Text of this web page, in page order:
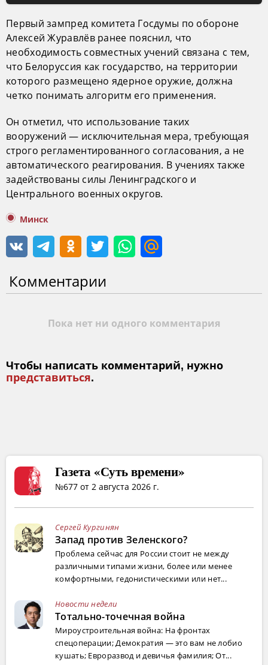
Первый зампред комитета Госдумы по обороне
Алексей Журавлёв ранее пояснил, что
необходимость совместных учений связана с тем,
что Белоруссия как государство, на территории
которого размещено ядерное оружие, должна
четко понимать алгоритм его применения.
Он отметил, что использование таких
вооружений — исключительная мера, требующая
строго регламентированного согласования, а не
автоматического реагирования. В учениях также
задействованы силы Ленинградского и
Центрального военных округов.
Минск
Комментарии
Пока нет ни одного комментария
Чтобы написать комментарий, нужно
представиться.
Газета «Суть времени»
№677 от 2 августа 2026 г.
Сергей Кургинян
Запад против Зеленского?
Проблема сейчас для России стоит не между
различными типами жизни, более или менее
комфортными, гедонистическими или нет...
Новости недели
Тотально-точечная война
Мироустроительная война: На фронтах
спецоперации; Демократия — это вам не лобио
кушать; Евроразвод и девичья фамилия; От...